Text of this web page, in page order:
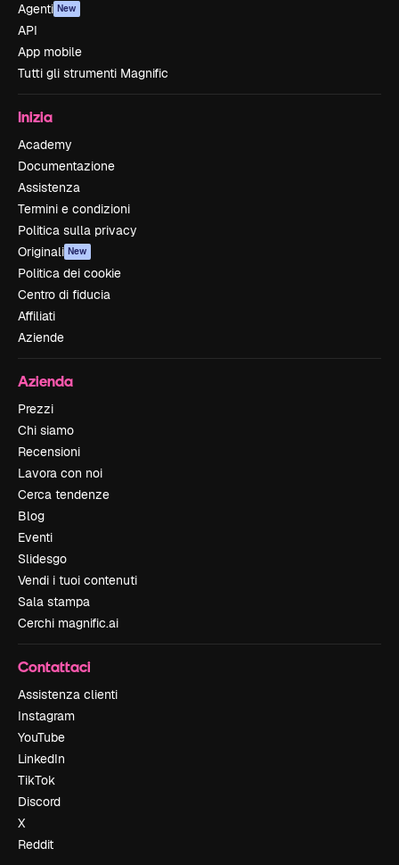
Agenti New
API
App mobile
Tutti gli strumenti Magnific
Inizia
Academy
Documentazione
Assistenza
Termini e condizioni
Politica sulla privacy
Originali New
Politica dei cookie
Centro di fiducia
Affiliati
Aziende
Azienda
Prezzi
Chi siamo
Recensioni
Lavora con noi
Cerca tendenze
Blog
Eventi
Slidesgo
Vendi i tuoi contenuti
Sala stampa
Cerchi magnific.ai
Contattaci
Assistenza clienti
Instagram
YouTube
LinkedIn
TikTok
Discord
X
Reddit